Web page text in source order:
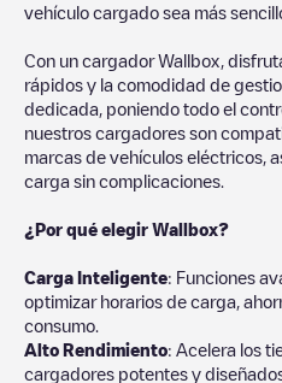
vehículo cargado sea más
Con un cargador Wallbox,
rápidos y la comodidad de
dedicada, poniendo todo el
nuestros cargadores son
marcas de vehículos eléctricos,
carga sin complicaciones.
¿Por qué elegir Wallbox?
Carga Inteligente: Funciones
optimizar horarios de carga,
consumo.
Alto Rendimiento: Acelera los
cargadores potentes y